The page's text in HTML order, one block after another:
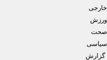
خارجی
ورزش
صحت
سیاسی
گزارش